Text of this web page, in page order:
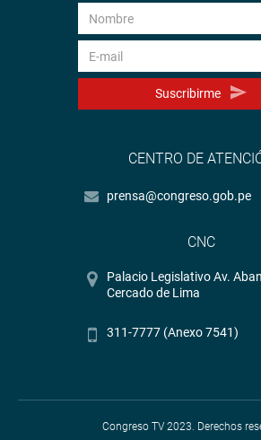
Suscribirme
CENTRO DE
prensa@congreso.gob.pe
CNC
Palacio Legislativo Av.
Cercado de Lima
311-7777 (Anexo 7541)
Congreso TV 2023. Derechos